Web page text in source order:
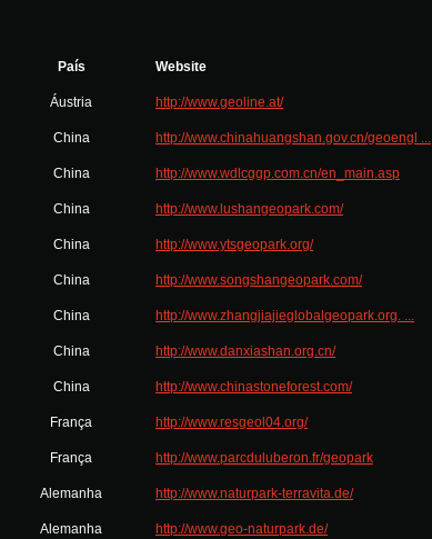
País Website
Áustria http://www.geoline.at/
China http://www.chinahuangshan.gov.cn/geoengl ...
China http://www.wdlcggp.com.cn/en_main.asp
China http://www.lushangeopark.com/
China http://www.ytsgeopark.org/
China http://www.songshangeopark.com/
China http://www.zhangjiajieglobalgeopark.org. ...
China http://www.danxiashan.org.cn/
China http://www.chinastoneforest.com/
França http://www.resgeol04.org/
França http://www.parcduluberon.fr/geopark
Alemanha http://www.naturpark-terravita.de/
Alemanha http://www.geo-naturpark.de/